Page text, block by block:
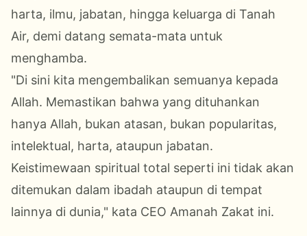
harta, ilmu, jabatan, hingga keluarga di Tanah
Air, demi datang semata-mata untuk
menghamba.
"Di sini kita mengembalikan semuanya kepada
Allah. Memastikan bahwa yang dituhankan
hanya Allah, bukan atasan, bukan popularitas,
intelektual, harta, ataupun jabatan.
Keistimewaan spiritual total seperti ini tidak akan
ditemukan dalam ibadah ataupun di tempat
lainnya di dunia," kata CEO Amanah Zakat ini.